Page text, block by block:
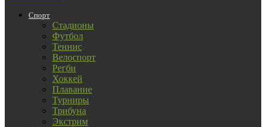
Спорт
Стадионы
Футбол
Теннис
Велоспорт
Регби
Хоккей
Плавание
Турниры
Трибуна
Экстрим